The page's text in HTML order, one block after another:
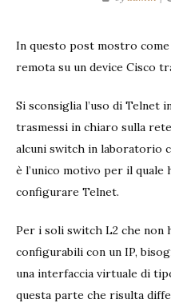
In questo post mostro
remota su un device Cisco
Si sconsiglia l’uso di Telnet
trasmessi in chiaro sulla
alcuni switch in laboratorio
è l’unico motivo per il
configurare Telnet.
Per i soli switch L2 che non
configurabili con un IP,
una interfaccia virtuale di
questa parte che risulta